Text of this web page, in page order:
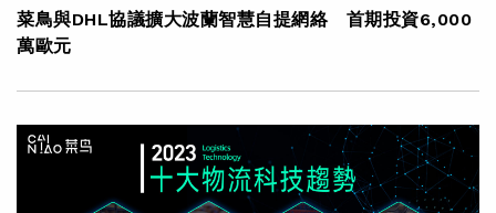
菜鳥與DHL協議擴大波蘭智慧自提網絡 首期投資6,000
萬歐元